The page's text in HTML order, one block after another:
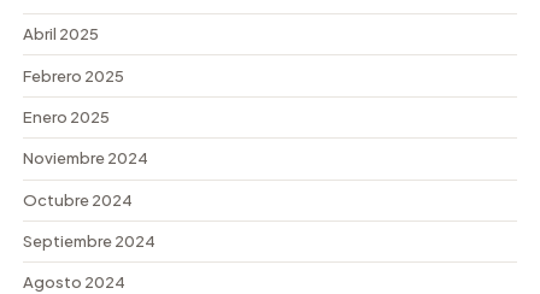
Abril 2025
Febrero 2025
Enero 2025
Noviembre 2024
Octubre 2024
Septiembre 2024
Agosto 2024